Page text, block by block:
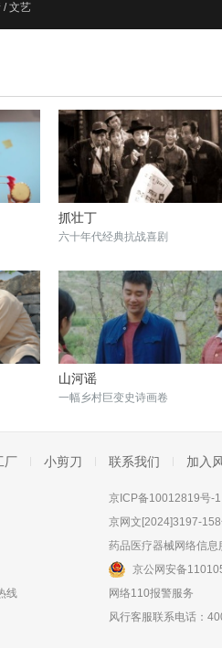
/ 文艺
抓壮丁
六十年代经典抗战喜剧
山河谣
一幅乡村巨变史诗画卷
厂 小剪刀 联系我们 加入
线
京ICP备10012819号-1
京网文[2024]3197-
药品医疗器械网络信息
京公网安备
网络110报警服务
风行客服联系电话：